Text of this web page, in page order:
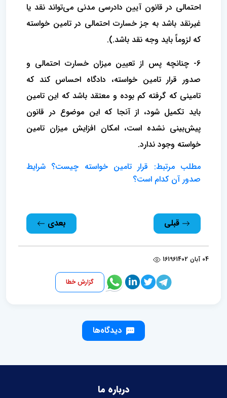
احتمالی در قانون آیین دادرسی مدنی می‌تواند نقد یا
غیرنقد باشد به جز خسارت احتمالی در تامین خواسته
که لزوماً باید وجه نقد باشد.).
6- چنانچه پس از تعیین میزان خسارت احتمالی و
صدور قرار تامین خواسته، دادگاه احساس کند که
تامینی که گرفته کم بوده و معتقد باشد که این تامین
باید تکمیل شود، از آنجا که این موضوع در قانون
پیش‌بینی نشده است، امکان افزایش میزان تامین
خواسته وجود ندارد.
مطلب مرتبط: قرار تامین خواسته چیست؟ شرایط
صدور آن کدام است؟
قبلی بعدی
04 آبان 1402 16196
گزارش خطا
دیدگاه‌ها
درباره ما